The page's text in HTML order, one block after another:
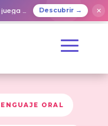
queridos Descubrir → ✕
ORAL